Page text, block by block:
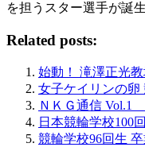
を担うスター選手が誕
Related posts:
始動！ 滝澤正光
女子ケイリンの卵
ＮＫＧ通信 Vol.1
日本競輪学校100
競輪学校96回生